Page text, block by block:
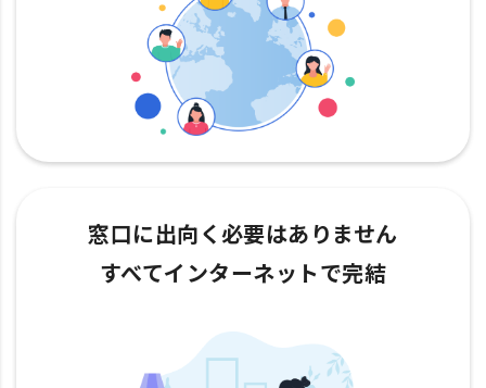
窓口に出向く必要はありません
すべてインターネットで完結